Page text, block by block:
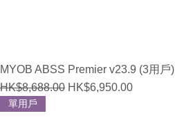
MYOB ABSS Premier v23.9 (3用戶)
Regular Price
HK$8,688.00 Sale Price
HK$6,950.00
單用戶